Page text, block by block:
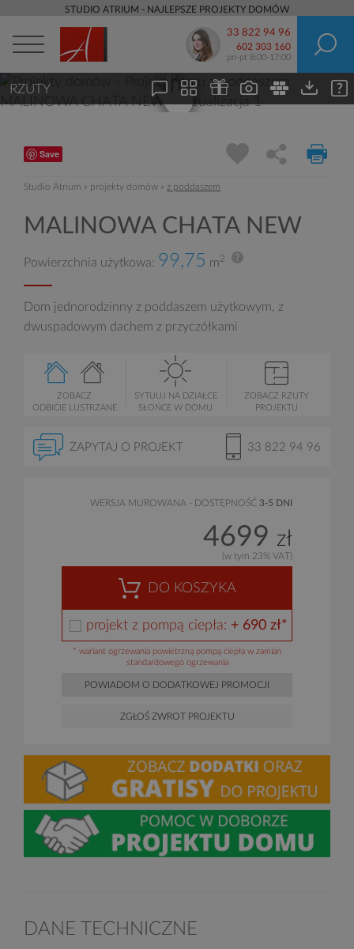
STUDIO ATRIUM - NAJLEPSZE PROJEKTY DOMÓW
33 822 94 96
602 303 160
pn-pt 8:00-17:00
Save
Studio Atrium » projekty domów » z poddaszem
MALINOWA CHATA NEW
Powierzchnia użytkowa: 99,75 m2
Dom jednorodzinny z poddaszem użytkowym, z
dwuspadowym dachem z przyczółkami
ZOBACZ
ODBICIE LUSTRZANE
SYTUUJ NA DZIAŁCE
SŁOŃCE W DOMU
ZOBACZ RZUTY
PROJEKTU
ZAPYTAJ O PROJEKT 33 822 94 96
WERSJA MUROWANA - DOSTĘPNOŚĆ 3-5 DNI
4699 zł
(w tym 23% VAT)
DO KOSZYKA
projekt z pompą ciepła: + 690 zł*
* wariant ogrzewania powietrzną pompą ciepła w zamian
standardowego ogrzewania
POWIADOM O DODATKOWEJ PROMOCJI
ZGŁOŚ ZWROT PROJEKTU
DANE TECHNICZNE
RZUTY